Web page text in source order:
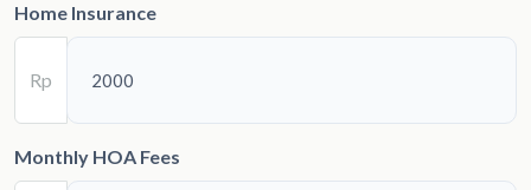
Home Insurance
Rp
Monthly HOA Fees